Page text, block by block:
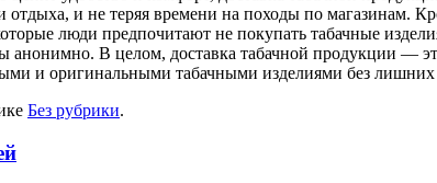
и не теряя времени на походы по магазинам.
люди предпочитают не покупать табачные
анонимно. В целом, доставка табачной продукции
и оригинальными табачными изделиями без
Без рубрики.